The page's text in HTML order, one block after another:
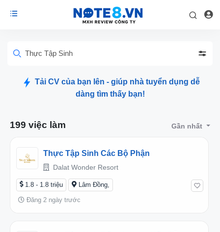
Thực Tập Sinh
Tải CV của bạn lên - giúp nhà tuyển dụng dễ
dàng tìm thấy bạn!
199 việc làm Gần nhất
Thực Tập Sinh Các Bộ Phận
Dalat Wonder Resort
1.8 - 1.8 triệu Lâm Đồng,
Đăng 2 ngày trước